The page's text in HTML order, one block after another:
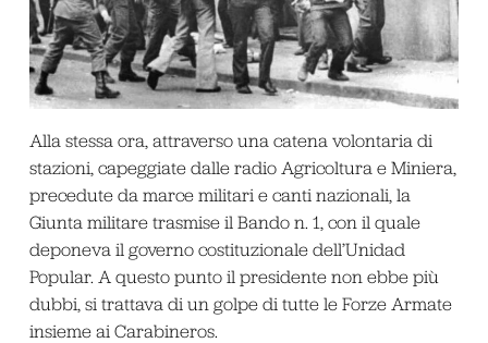
Alla stessa ora, attraverso una catena volontaria di
stazioni, capeggiate dalle radio Agricoltura e Miniera,
precedute da marce militari e canti nazionali, la
Giunta militare trasmise il Bando n. 1, con il quale
deponeva il governo costituzionale dell’Unidad
Popular. A questo punto il presidente non ebbe più
dubbi, si trattava di un golpe di tutte le Forze Armate
insieme ai Carabineros.